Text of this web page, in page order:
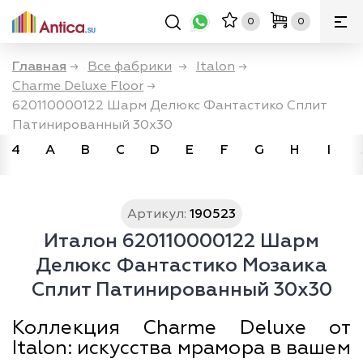
0 0
Главная → Все фабрики → Italon →
Charme Deluxe Floor →
620110000122 Шарм Делюкс Фантастико Сплит
Патинированный 30х30
4
A B C D E F G H I
Артикул: 190523
Италон 620110000122 Шарм
Делюкс Фантастико Мозаика
Сплит Патинированный 30х30
Коллекция Charme Deluxe от
Italon: искусства мрамора в вашем